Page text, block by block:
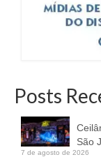
Posts
São
7 de agosto de 2026